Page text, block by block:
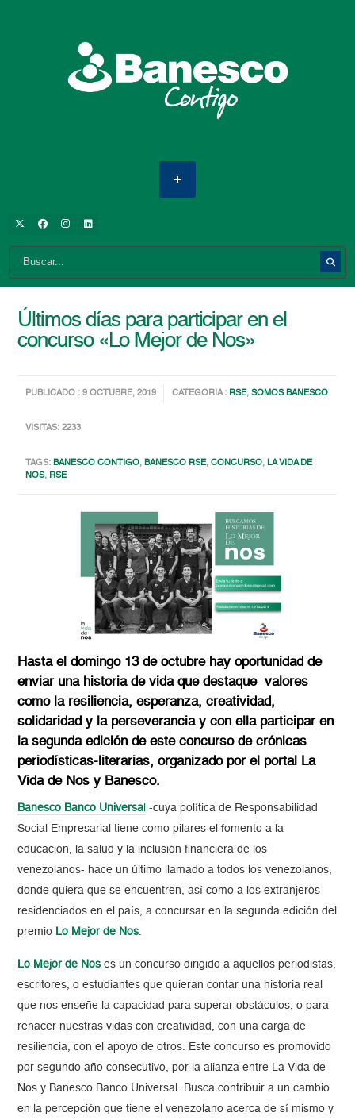
Últimos días para participar en el
concurso «Lo Mejor de Nos»
PUBLICADO : 9 OCTUBRE, 2019 CATEGORIA : RSE,SOMOS BANESCO
VISITAS: 2233
TAGS:BANESCO CONTIGO,BANESCO RSE,CONCURSO,LA VIDA DE
NOS, RSE
Hasta el domingo 13 de octubre hay oportunidad de
enviar una historia de vida que destaque valores
como la resiliencia, esperanza, creatividad,
solidaridad y la perseverancia y con ella participar en
la segunda edición de este concurso de crónicas
periodísticas-literarias, organizado por el portal La
Vida de Nos y Banesco.
Banesco Banco Universa -cuya política de Responsabilidad
Social Empresarial tiene como pilares el fomento a la
educación, la salud y la inclusión financiera de los
venezolanos- hace un último llamado a todos los venezolanos,
donde quiera que se encuentren, así como a los extranjeros
residenciados en el país, a concursar en la segunda edición del
premio Lo Mejor de Nos.
Lo Mejor de Noses un concurso dirigido a aquellos periodistas,
escritores, o estudiantes que quieran contar una historia real
que nos enseñe la capacidad para superar obstáculos, o para
rehacer nuestras vidas con creatividad, con una carga de
resiliencia, con el apoyo de otros. Este concurso es promovido
por segundo año consecutivo, por la alianza entre La Vida de
Nos y Banesco Banco Universal. Busca contribuir a un cambio
en la percepción que tiene el venezolano acerca de sí mismo y